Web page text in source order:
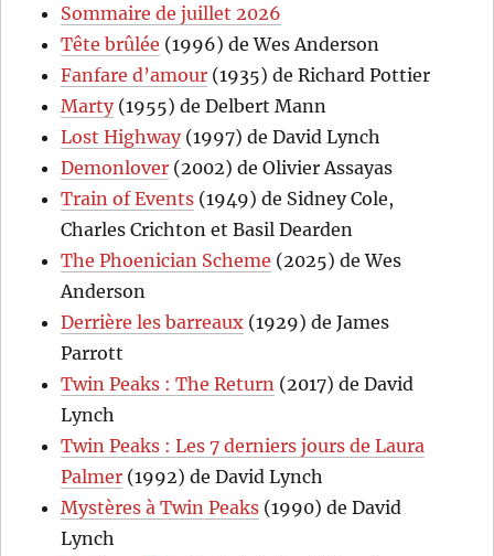
Sommaire de juillet 2026
Tête brûlée (1996) de Wes Anderson
Fanfare d’amour (1935) de Richard Pottier
Marty(1955) de Delbert Mann
Lost Highway(1997) de David Lynch
Demonlover (2002) de Olivier Assayas
Train of Events (1949) de Sidney Cole,
Charles Crichton et Basil Dearden
The Phoenician Scheme (2025) de Wes
Anderson
Derrière les barreaux (1929) de James
Parrott
Twin Peaks : The Return (2017) de David
Lynch
Twin Peaks : Les 7 derniers jours de Laura
Palmer (1992) de David Lynch
Mystères à Twin Peaks (1990) de David
Lynch